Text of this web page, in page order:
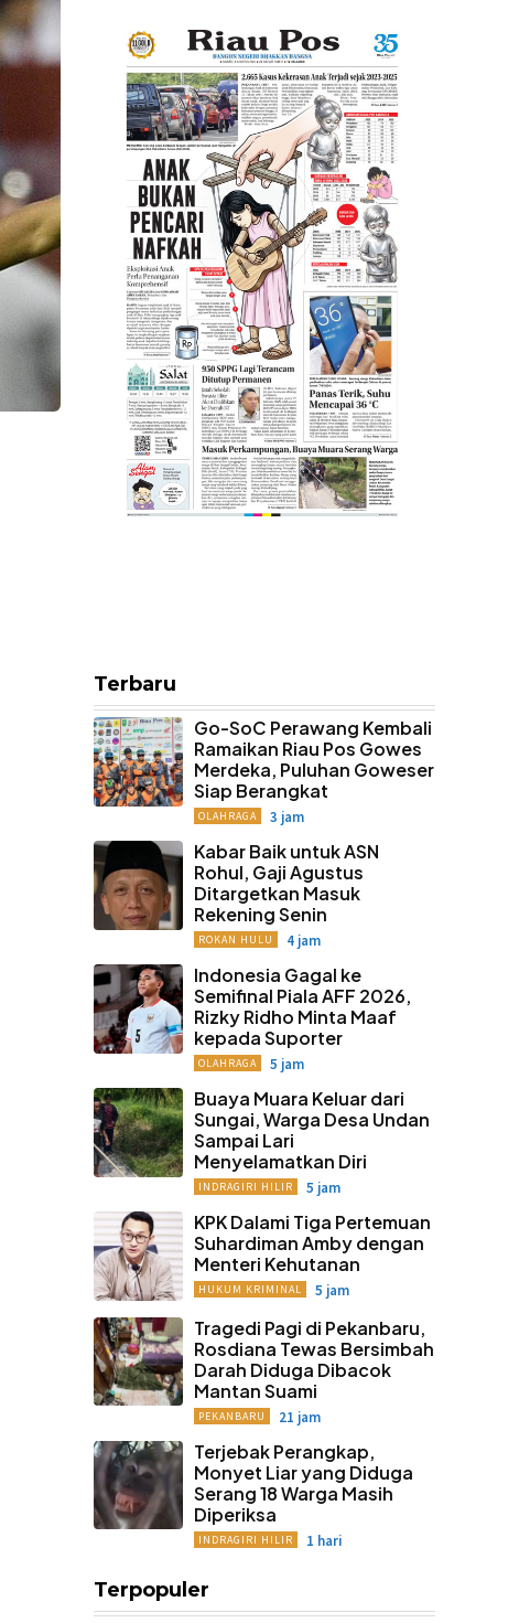
Terbaru
Go-SoC Perawang Kembali
Ramaikan Riau Pos Gowes
Merdeka, Puluhan Goweser
Siap Berangkat
OLAHRAGA 3 jam
Kabar Baik untuk ASN
Rohul, Gaji Agustus
Ditargetkan Masuk
Rekening Senin
ROKAN HULU 4 jam
Indonesia Gagal ke
Semifinal Piala AFF 2026,
Rizky Ridho Minta Maaf
kepada Suporter
OLAHRAGA 5 jam
Buaya Muara Keluar dari
Sungai, Warga Desa Undan
Sampai Lari
Menyelamatkan Diri
INDRAGIRI HILIR 5 jam
KPK Dalami Tiga Pertemuan
Suhardiman Amby dengan
Menteri Kehutanan
HUKUM KRIMINAL 5 jam
Tragedi Pagi di Pekanbaru,
Rosdiana Tewas Bersimbah
Darah Diduga Dibacok
Mantan Suami
PEKANBARU 21 jam
Terjebak Perangkap,
Monyet Liar yang Diduga
Serang 18 Warga Masih
Diperiksa
INDRAGIRI HILIR 1 hari
Terpopuler